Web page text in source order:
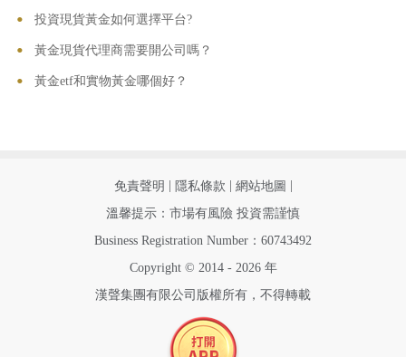
• 投資現貨黃金如何選擇平台?
• 黃金現貨代理商需要開公司嗎？
• 黃金etf和實物黃金哪個好？
免責聲明 隱私條款 網站地圖
溫馨提示：市場有風險 投資需謹慎
Business Registration Number：60743492
Copyright © 2014 - 2026 年
漢聲集團有限公司版權所有，不得轉載